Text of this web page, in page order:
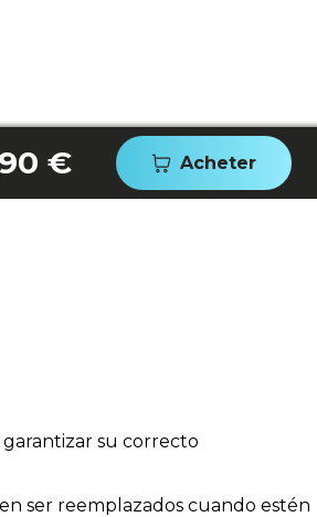
€ Acheter
su correcto
ser reemplazados cuando estén